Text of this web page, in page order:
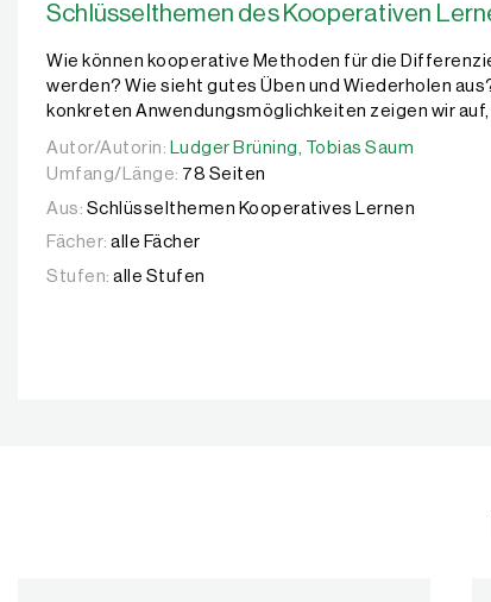
Schlüsselthemen des Kooperativen
Wie können kooperative Methoden für die
werden? Wie sieht gutes Üben und Wiederholen
konkreten Anwendungsmöglichkeiten zeigen wir
Autor/Autorin: Ludger Brüning, Tobias Saum
Autor/Autorin: Ludger Brüning,
Tobias Saum
Umfang/Länge: 78 Seiten
Aus: Schlüsselthemen Kooperatives Lernen
Fächer: alle Fächer
Stufen: alle Stufen